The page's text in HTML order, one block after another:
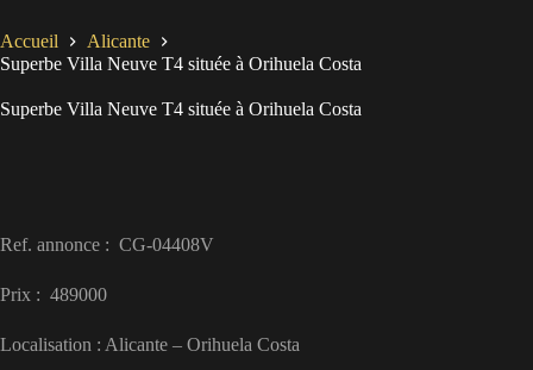
Accueil
Alicante
Superbe Villa Neuve T4 située à Orihuela Costa
Superbe Villa Neuve T4 située à Orihuela Costa
Ref. annonce : CG-04408V
Prix : 489000
Localisation : Alicante – Orihuela Costa